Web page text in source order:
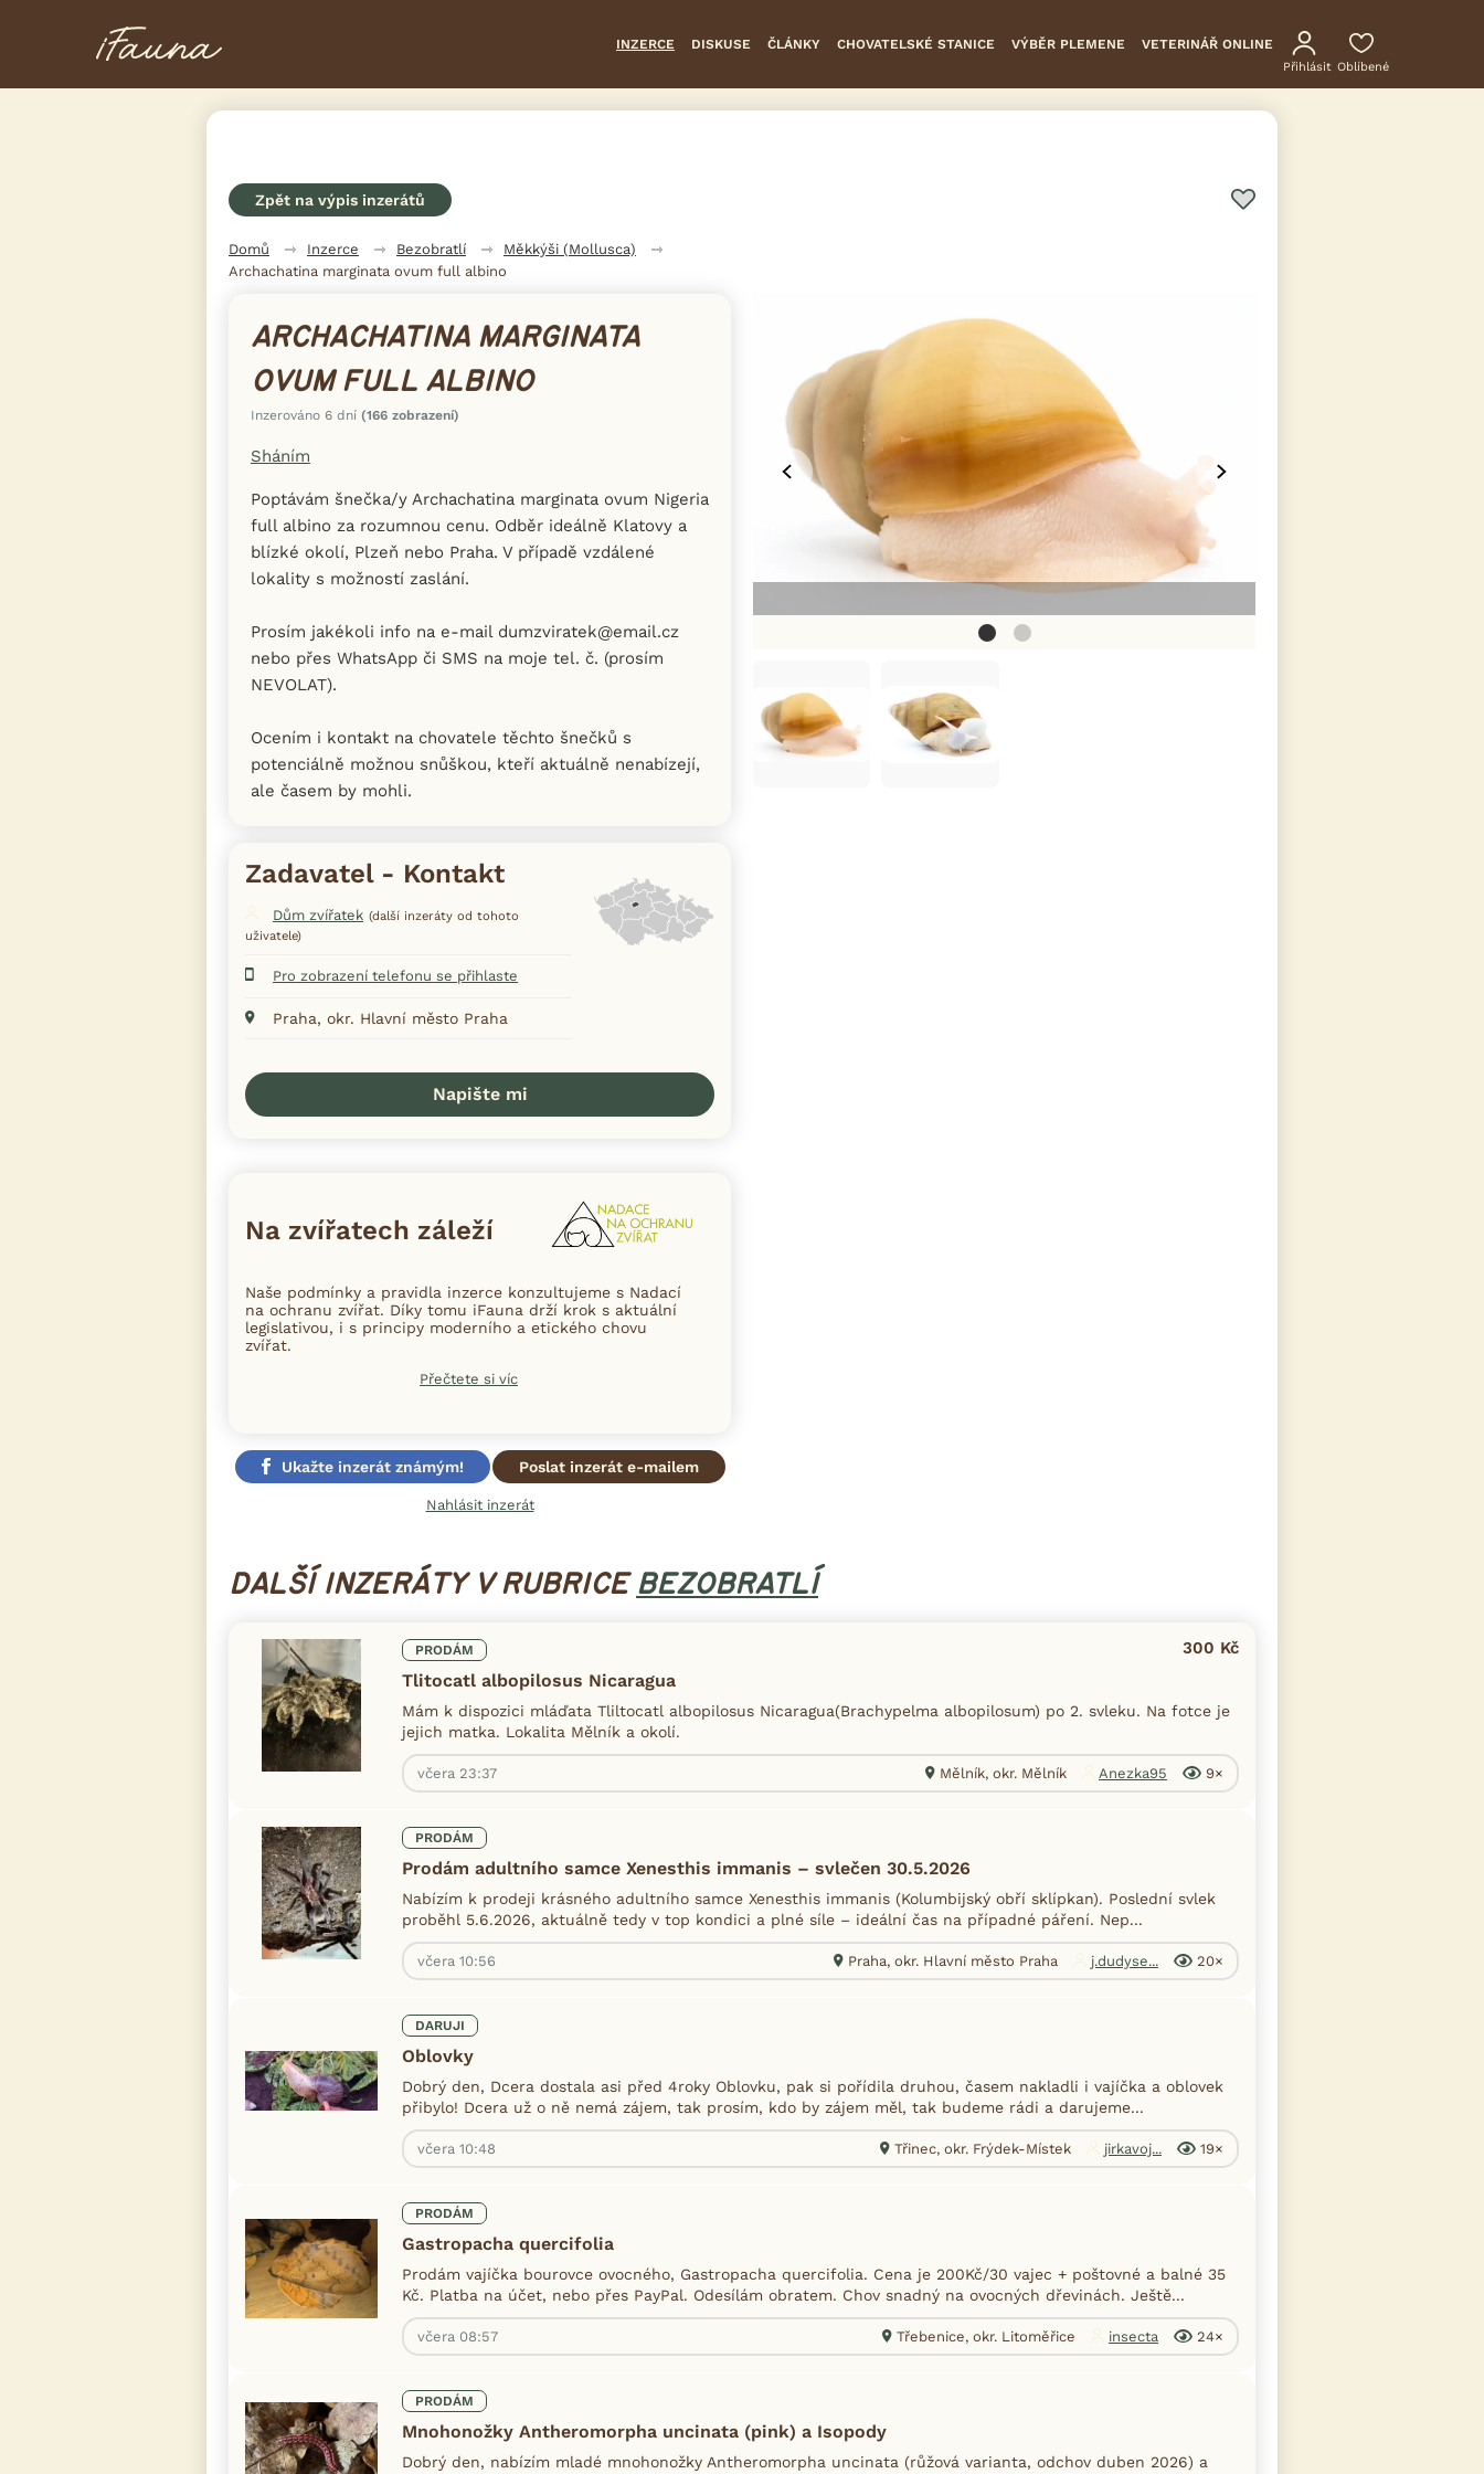
INZERCE DISKUSE ČLÁNKY CHOVATELSKÉ STANICE VÝBĚR PLEMENE VETERINÁŘ ONLINE
Přihlásit Oblíbené
Zpět na výpis inzerátů
Domů Inzerce Bezobratlí
Měkkýši (Mollusca)
Archachatina marginata ovum full albino
ARCHACHATINA MARGINATA
OVUM FULL ALBINO
Inzerováno 6 dní (166 zobrazení)
Sháním
Poptávám šnečka/y Archachatina marginata ovum Nigeria
full albino za rozumnou cenu. Odběr ideálně Klatovy a
blízké okolí, Plzeň nebo Praha. V případě vzdálené
lokality s možností zaslání.
Prosím jakékoli info na e-mail dumzviratek@email.cz
nebo přes WhatsApp či SMS na moje tel. č. (prosím
NEVOLAT).
Ocením i kontakt na chovatele těchto šnečků s
potenciálně možnou snůškou, kteří aktuálně nenabízejí,
ale časem by mohli.
Zadavatel - Kontakt
Dům zvířatek (další inzeráty od tohoto
uživatele)
Pro zobrazení telefonu se přihlaste
Praha, okr. Hlavní město Praha
Napište mi
Na zvířatech záleží
Naše podmínky a pravidla inzerce konzultujeme s Nadací
na ochranu zvířat. Díky tomu iFauna drží krok s aktuální
legislativou, i s principy moderního a etického chovu
zvířat.
Přečtete si víc
Ukažte inzerát známým! Poslat inzerát e-mailem
Nahlásit inzerát
DALŠÍ INZERÁTY V RUBRICE BEZOBRATLÍ
PRODÁM
Tlitocatl albopilosus Nicaragua
300 Kč
Mám k dispozici mláďata Tliltocatl albopilosus Nicaragua(Brachypelma albopilosum) po 2. svleku. Na fotce je
jejich matka. Lokalita Mělník a okolí.
včera 23:37 Mělník, okr. Mělník Anezka95 9×
PRODÁM
Prodám adultního samce Xenesthis immanis – svlečen 30.5.2026
Nabízím k prodeji krásného adultního samce Xenesthis immanis (Kolumbijský obří sklípkan). Poslední svlek
proběhl 5.6.2026, aktuálně tedy v top kondici a plné síle – ideální čas na případné páření. Nep...
včera 10:56 Praha, okr. Hlavní město Praha j.dudyse... 20×
DARUJI
Oblovky
Dobrý den, Dcera dostala asi před 4roky Oblovku, pak si pořídila druhou, časem nakladli i vajíčka a oblovek
přibylo! Dcera už o ně nemá zájem, tak prosím, kdo by zájem měl, tak budeme rádi a darujeme...
včera 10:48 Třinec, okr. Frýdek-Místek jirkavoj... 19×
PRODÁM
Gastropacha quercifolia
Prodám vajíčka bourovce ovocného, Gastropacha quercifolia. Cena je 200Kč/30 vajec + poštovné a balné 35
Kč. Platba na účet, nebo přes PayPal. Odesílám obratem. Chov snadný na ovocných dřevinách. Ještě...
včera 08:57 Třebenice, okr. Litoměřice insecta 24×
PRODÁM
Mnohonožky Antheromorpha uncinata (pink) a Isopody
Dobrý den, nabízím mladé mnohonožky Antheromorpha uncinata (růžová varianta, odchov duben 2026) a